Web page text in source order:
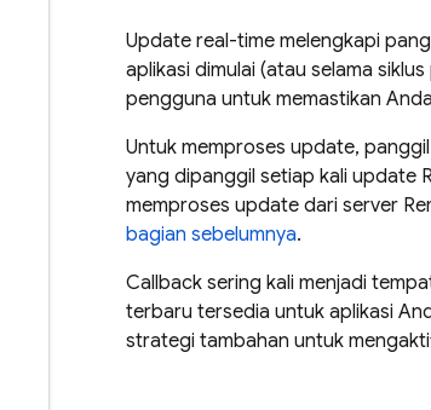
Update real-time melengkapi
aplikasi dimulai (atau selama
pengguna untuk memastikan
Untuk memproses update, panggil
yang dipanggil setiap kali update
memproses update dari server
bagian sebelumnya.
Callback sering kali menjadi
terbaru tersedia untuk aplikasi
strategi tambahan untuk